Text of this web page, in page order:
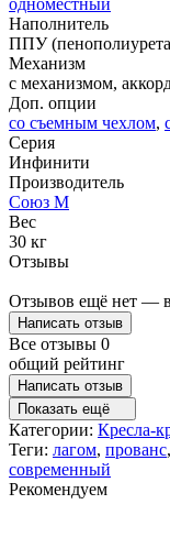
Наполнитель
ППУ
Механизм
с механизмом,
Доп. опции
со съемным чехлом,
Серия
Инфинити
Производитель
Союз М
Вес
30 кг
Отзывы
Отзывов ещё нет —
Написать отзыв
Все отзывы 0
общий рейтинг
Написать отзыв
Показать ещё
Категории: Кресла-
Теги: лагом, прованс,
современный
Рекомендуем